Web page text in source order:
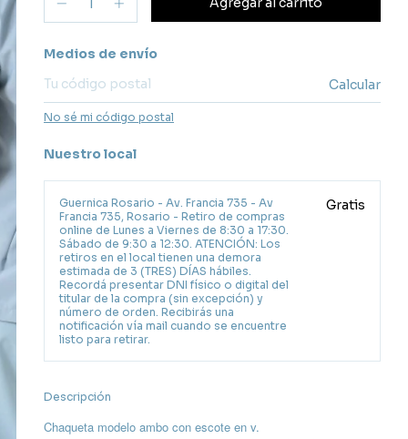
Entregas para el CP:
Medios de envío
Calcular
No sé mi código postal
Nuestro local
Guernica Rosario - Av. Francia 735 - Av
Francia 735, Rosario - Retiro de compras
online de Lunes a Viernes de 8:30 a 17:30.
Sábado de 9:30 a 12:30. ATENCIÓN: Los
retiros en el local tienen una demora
estimada de 3 (TRES) DÍAS hábiles.
Recordá presentar DNI físico o digital del
titular de la compra (sin excepción) y
número de orden. Recibirás una
notificación vía mail cuando se encuentre
listo para retirar.
Gratis
Descripción
Chaqueta modelo ambo con escote en v.